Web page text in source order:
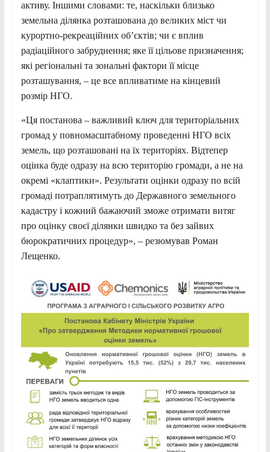
активу. Іншими словами: те, наскільки близько
земельна ділянка розташована до великих міст чи
курортно-рекреаційних об’єктів; чи є вплив
радіаційного забруднення; яке її цільове призначення;
які регіональні та зональні фактори її місце
розташування, – це все впливатиме на кінцевий
розмір НГО.
«Ця постанова – важливий ключ для територіальних
громад у повномасштабному проведенні НГО всіх
земель, що розташовані на їх територіях. Відтепер
оцінка буде одразу на всю територію громади, а не на
окремі «клаптики». Результати оцінки одразу по всій
громаді потраплятимуть до Державного земельного
кадастру і кожний бажаючий зможе отримати витяг
про оцінку своєї ділянки швидко та без зайвих
бюрократичних процедур», – резюмував Роман
Лещенко.